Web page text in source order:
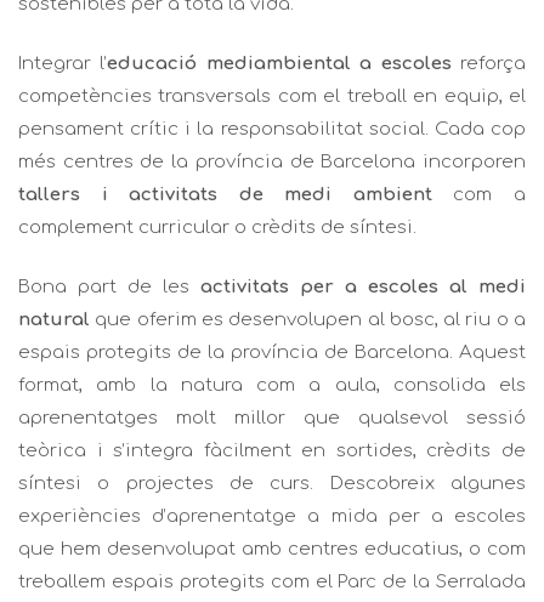
Integrar l’educació mediambiental a escoles reforça
competències transversals com el treball en equip, el
pensament crític i la responsabilitat social. Cada cop
més centres de la província de Barcelona incorporen
tallers i activitats de medi ambientcom a
complement curricular o crèdits de síntesi.
Bona part de les activitats per a escoles al medi
natural que oferim es desenvolupen al bosc, al riu o a
espais protegits de la província de Barcelona. Aquest
format, amb la natura com a aula, consolida els
aprenentatges molt millor que qualsevol sessió
teòrica i s’integra fàcilment en sortides, crèdits de
síntesi o projectes de curs. Descobreix algunes
experiències d’aprenentatge a mida per a escoles
que hem desenvolupat amb centres educatius, o com
treballem espais protegits com el Parc de la Serralada